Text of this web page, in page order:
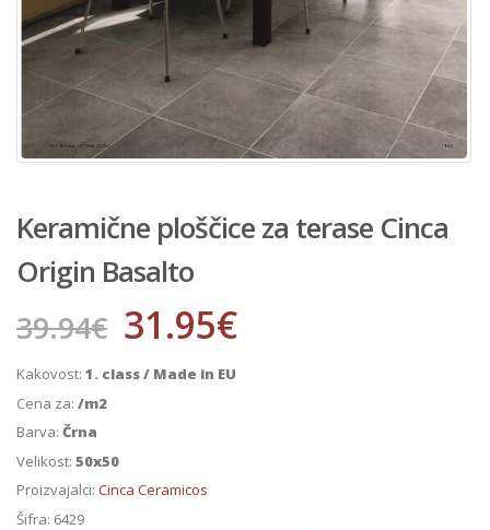
Keramične ploščice za terase Cinca
Origin Basalto
39.94€ 31.95€
Kakovost: 1. class / Made in EU
Cena za: /m2
Barva: Črna
Velikost: 50x50
Proizvajalci: Cinca Ceramicos
Šifra: 6429